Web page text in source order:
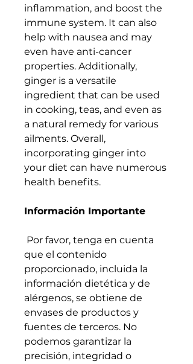
inflammation, and boost the
immune system. It can also
help with nausea and may
even have anti-cancer
properties. Additionally,
ginger is a versatile
ingredient that can be used
in cooking, teas, and even as
a natural remedy for various
ailments. Overall,
incorporating ginger into
your diet can have numerous
health benefits.
Información Importante
Por favor, tenga en cuenta
que el contenido
proporcionado, incluida la
información dietética y de
alérgenos, se obtiene de
envases de productos y
fuentes de terceros. No
podemos garantizar la
precisión, integridad o